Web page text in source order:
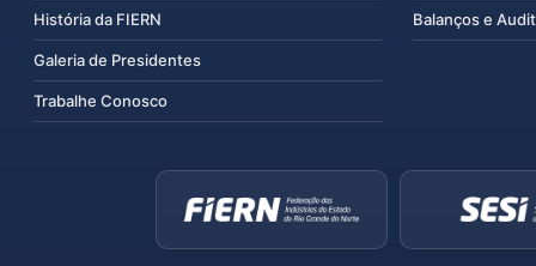
História da FIERN
Galeria de Presidentes
Trabalhe Conosco
Balanços e